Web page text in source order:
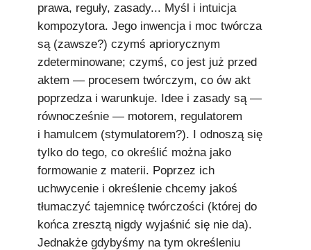
prawa, reguły, zasady... Myśl i intuicja
kompozytora. Jego inwencja i moc twórcza
są (zawsze?) czymś apriorycznym
zdeterminowane; czymś, co jest już przed
aktem — procesem twórczym, co ów akt
poprzedza i warunkuje. Idee i zasady są —
równocześnie — motorem, regulatorem
i hamulcem (stymulatorem?). I odnoszą się
tylko do tego, co określić można jako
formowanie z materii. Poprzez ich
uchwycenie i określenie chcemy jakoś
tłumaczyć tajemnicę twórczości (której do
końca zresztą nigdy wyjaśnić się nie da).
Jednakże gdybyśmy na tym określeniu